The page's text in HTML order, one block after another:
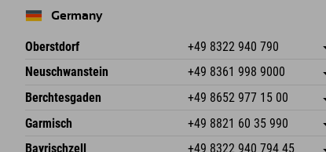
Germany
Oberstdorf +49 8322 940 790
An der Breitach 3
Germany
save address
Booking
Neuschwanstein +49 8361 998 9000
An der Riese 45
87484 Nesselwang im Allgäu
Germany
save address
Booking
Berchtesgaden +49 8652 977 15 00
Hofreitstr. 7
Germany
save address
Booking
Garmisch +49 8821 60 35 990
Frickenstraße 22
save address
Bayrischzell +49 8322 940 794 45